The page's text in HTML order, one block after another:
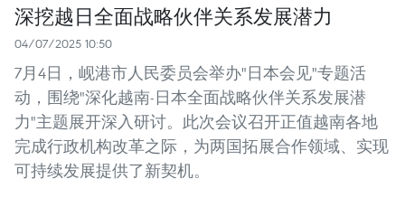
深挖越日全面战略伙伴关系发展潜力
04/07/2025 10:50
7月4日，岘港市人民委员会举办"日本会见"专题活
动，围绕"深化越南-日本全面战略伙伴关系发展潜
力"主题展开深入研讨。此次会议召开正值越南各地
完成行政机构改革之际，为两国拓展合作领域、实现
可持续发展提供了新契机。